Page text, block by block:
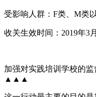
受影响人群：F类、M类
收关生效时间：2019年3月
加强对实践培训学校的监
▲▲▲